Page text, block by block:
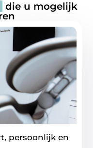
die u mogelijk
persoonlijk en